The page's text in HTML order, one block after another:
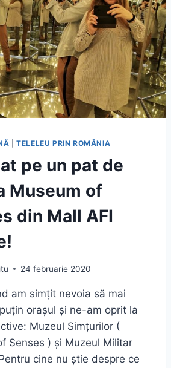
|TELELEU PRIN ROMÂNIA
pe un pat de
Museum of
din Mall AFI
24 februarie 2020
am simțit nevoia să mai
orașul și ne-am oprit la
Muzeul Simțurilor (
Senses ) și Muzeul Militar
cine nu știe despre ce